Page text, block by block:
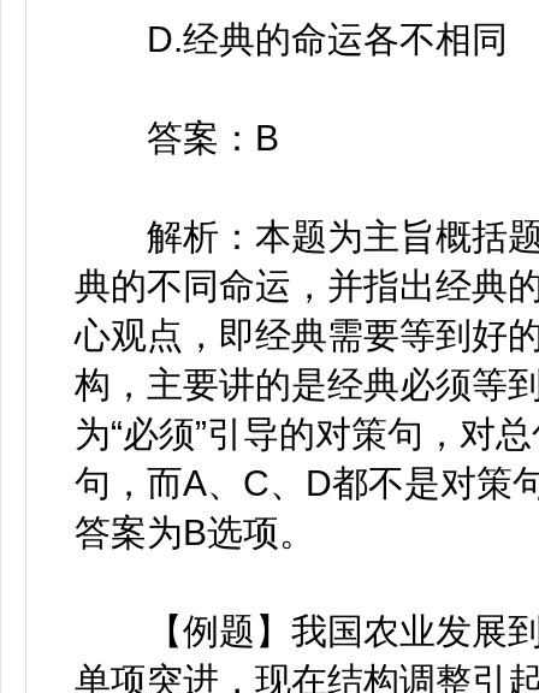
D.经典的命运各不相同
答案：B
解析：本题为主旨概括题
典的不同命运，并指出经典
心观点，即经典需要等到好
构，主要讲的是经典必须等
为“必须”引导的对策句，对
句，而A、C、D都不是对策
答案为B选项。
【例题】我国农业发展到
单项突进，现在结构调整引